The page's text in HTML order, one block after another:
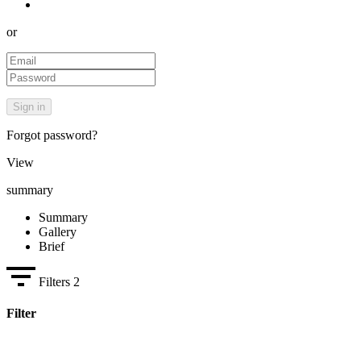
or
Forgot password?
View
summary
Summary
Gallery
Brief
Filters 2
Filter